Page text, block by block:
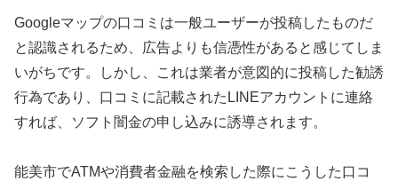
Googleマップの口コミは一般ユーザーが投稿したものだ
と認識されるため、広告よりも信憑性があると感じてしま
いがちです。しかし、これは業者が意図的に投稿した勧誘
行為であり、口コミに記載されたLINEアカウントに連絡
すれば、ソフト闇金の申し込みに誘導されます。
能美市でATMや消費者金融を検索した際にこうした口コ